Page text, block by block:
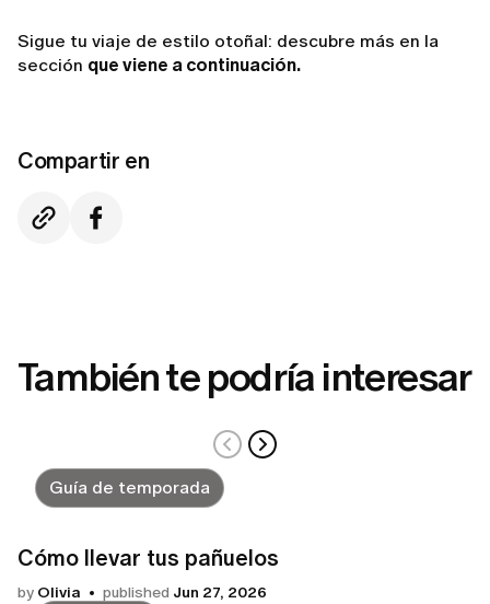
Sigue tu viaje de estilo otoñal: descubre más en la
sección que viene a continuación.
Compartir en
También te podría interesar
Guía de temporada
Cómo llevar tus pañuelos
by Olivia published Jun 27, 2026